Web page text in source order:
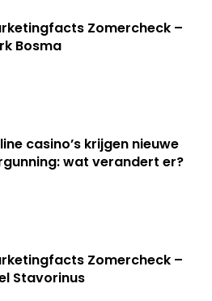
Zomercheck –
Bosma
casino’s krijgen nieuwe
wat verandert er?
Zomercheck –
Stavorinus